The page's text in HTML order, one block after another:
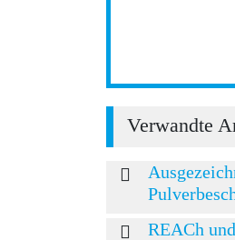
Verwandte
REACh